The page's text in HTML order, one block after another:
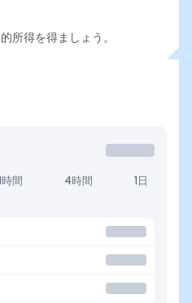
所得を得ましょう。
時間 4時間 1日